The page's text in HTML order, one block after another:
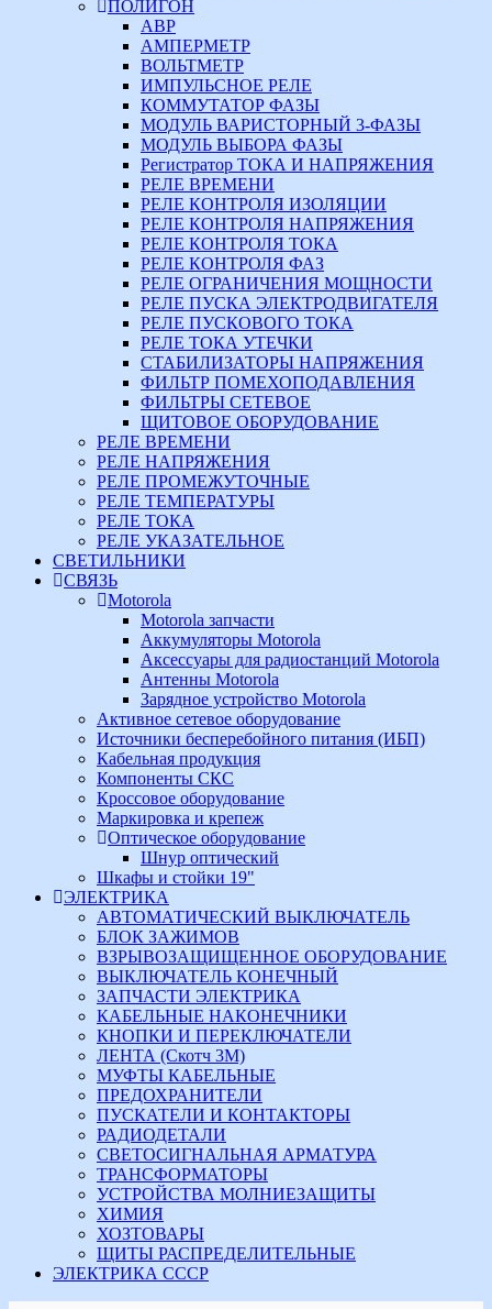
ПОЛИГОН
АВР
АМПЕРМЕТР
ВОЛЬТМЕТР
ИМПУЛЬСНОЕ РЕЛЕ
КОММУТАТОР ФАЗЫ
МОДУЛЬ ВАРИСТОРНЫЙ 3-ФАЗЫ
МОДУЛЬ ВЫБОРА ФАЗЫ
Регистратор ТОКА И НАПРЯЖЕНИЯ
РЕЛЕ ВРЕМЕНИ
РЕЛЕ КОНТРОЛЯ ИЗОЛЯЦИИ
РЕЛЕ КОНТРОЛЯ НАПРЯЖЕНИЯ
РЕЛЕ КОНТРОЛЯ ТОКА
РЕЛЕ КОНТРОЛЯ ФАЗ
РЕЛЕ ОГРАНИЧЕНИЯ МОЩНОСТИ
РЕЛЕ ПУСКА ЭЛЕКТРОДВИГАТЕЛЯ
РЕЛЕ ПУСКОВОГО ТОКА
РЕЛЕ ТОКА УТЕЧКИ
СТАБИЛИЗАТОРЫ НАПРЯЖЕНИЯ
ФИЛЬТР ПОМЕХОПОДАВЛЕНИЯ
ФИЛЬТРЫ СЕТЕВОЕ
ЩИТОВОЕ ОБОРУДОВАНИЕ
РЕЛЕ ВРЕМЕНИ
РЕЛЕ НАПРЯЖЕНИЯ
РЕЛЕ ПРОМЕЖУТОЧНЫЕ
РЕЛЕ ТЕМПЕРАТУРЫ
РЕЛЕ ТОКА
РЕЛЕ УКАЗАТЕЛЬНОЕ
СВЕТИЛЬНИКИ
СВЯЗЬ
Motorola
Motorola запчасти
Аккумуляторы Motorola
Аксессуары для радиостанций Motorola
Антенны Motorola
Зарядное устройство Motorola
Активное сетевое оборудование
Источники бесперебойного питания (ИБП)
Кабельная продукция
Компоненты СКС
Кроссовое оборудование
Маркировка и крепеж
Оптическое оборудование
Шнур оптический
Шкафы и стойки 19"
ЭЛЕКТРИКА
АВТОМАТИЧЕСКИЙ ВЫКЛЮЧАТЕЛЬ
БЛОК ЗАЖИМОВ
ВЗРЫВОЗАЩИЩЕННОЕ ОБОРУДОВАНИЕ
ВЫКЛЮЧАТЕЛЬ КОНЕЧНЫЙ
ЗАПЧАСТИ ЭЛЕКТРИКА
КАБЕЛЬНЫЕ НАКОНЕЧНИКИ
КНОПКИ И ПЕРЕКЛЮЧАТЕЛИ
ЛЕНТА (Скотч 3М)
МУФТЫ КАБЕЛЬНЫЕ
ПРЕДОХРАНИТЕЛИ
ПУСКАТЕЛИ И КОНТАКТОРЫ
РАДИОДЕТАЛИ
СВЕТОСИГНАЛЬНАЯ АРМАТУРА
ТРАНСФОРМАТОРЫ
УСТРОЙСТВА МОЛНИЕЗАЩИТЫ
ХИМИЯ
ХОЗТОВАРЫ
ЩИТЫ РАСПРЕДЕЛИТЕЛЬНЫЕ
ЭЛЕКТРИКА СССР